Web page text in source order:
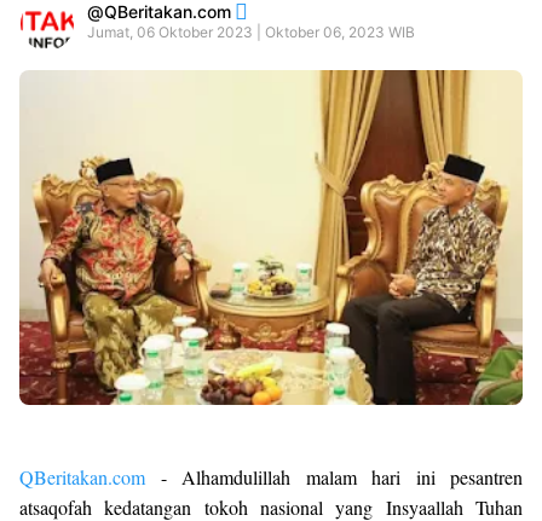
QBeritakan.com
Jumat, 06 Oktober 2023 | Oktober 06, 2023 WIB
QBeritakan.com - Alhamdulillah malam hari ini pesantren
atsaqofah kedatangan tokoh nasional yang Insyaallah Tuhan